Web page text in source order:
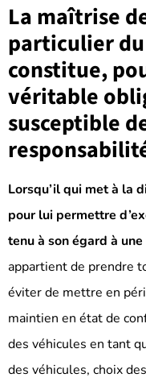
La maîtrise
particulier
constitue,
véritable
susceptible
Lorsqu’il qui met à la
pour lui permettre
tenu à son égard à
appartient de prendre
éviter de mettre en
maintien en état de
des véhicules en tant
des véhicules, choix